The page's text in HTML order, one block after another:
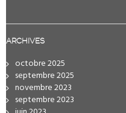
ARCHIVES
octobre 2025
septembre 2025
novembre 2023
septembre 2023